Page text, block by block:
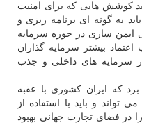
كوشش هایی كه برای امنیت
به گونه ای برنامه ریزی و
سازی در حوزه سرمایه
بیشتر سرمایه گذاران
سرمایه های داخلی و جذب
كه ایران كشوری با عقبه
و باید با استفاده از
در فضای تجارت جهانی بهبود